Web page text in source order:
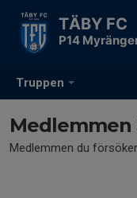
Truppen
TÄBY FC
P14
Medlemmen du